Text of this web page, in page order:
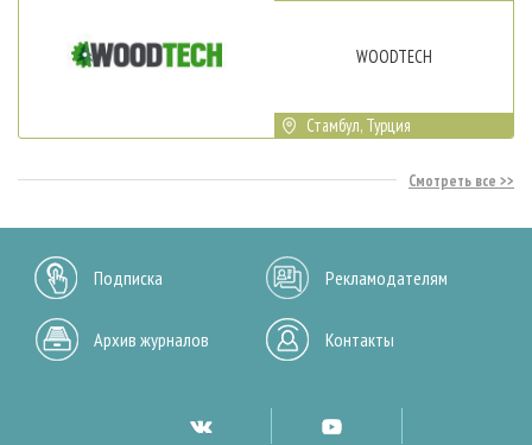
WOODTECH
Стамбул, Турция
Смотреть все
Подписка Рекламодателям
Архив журналов Контакты